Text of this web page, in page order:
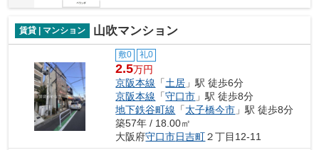
賃貸 | マンション 山吹マンション
敷0 礼0
2.5万円
京阪本線 「土居 」駅 徒歩6分
京阪本線 「守口市 」駅 徒歩8分
地下鉄谷町線 「太子橋今市 」駅 徒歩8分
築57年 / 18.00㎡
大阪府守口市日吉町２丁目12-11